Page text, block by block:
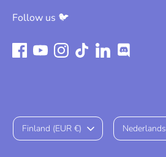
Follow us 🐦
ValutaFinland (EUR €) TaalNederlands